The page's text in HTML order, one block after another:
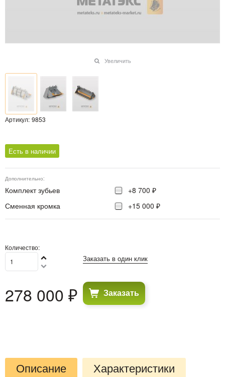
Увеличить
Артикул: 9853
Есть в наличии
Дополнительно:
Комплект зубьев
+8 700 ₽
Сменная кромка
+15 000 ₽
Количество:
278 000 ₽
Заказать в один клик
Заказать
Описание Характеристики